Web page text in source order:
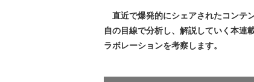
直近で爆発的にシェアされたコンテ
自の目線で分析し、解説していく本連
ラボレーションを考察します。